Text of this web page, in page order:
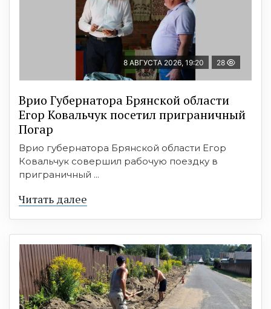
8 АВГУСТА 2026, 19:20 28
Врио Губернатора Брянской области
Егор Ковальчук посетил приграничный
Погар
Врио губернатора Брянской области Егор
Ковальчук совершил рабочую поездку в
приграничный ...
Читать далее